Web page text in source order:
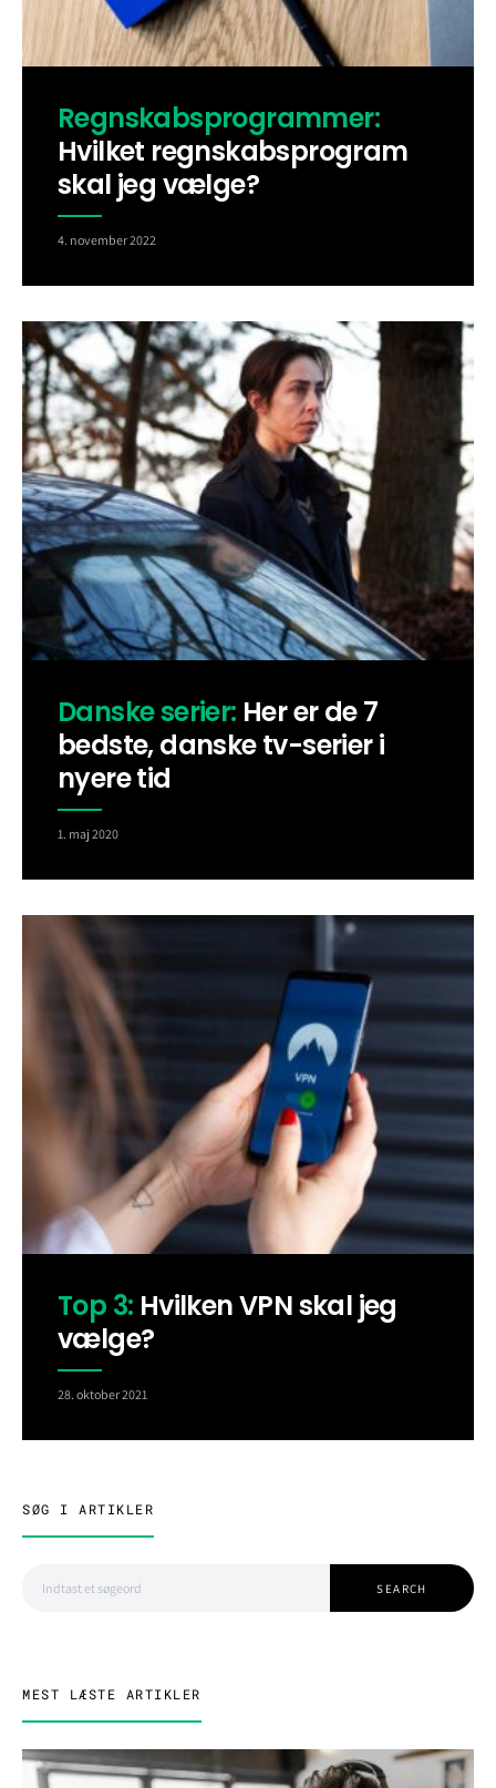
Regnskabsprogrammer:
Hvilket regnskabsprogram
skal jeg vælge?
4. november 2022
Danske serier: Her er de 7
bedste, danske tv-serier i
nyere tid
1. maj 2020
Top 3: Hvilken VPN skal jeg
vælge?
28. oktober 2021
SØG I ARTIKLER
SEARCH
MEST LÆSTE ARTIKLER